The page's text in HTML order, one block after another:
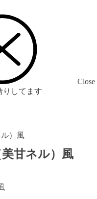
Close
りしてます
）風
甘ネル）風